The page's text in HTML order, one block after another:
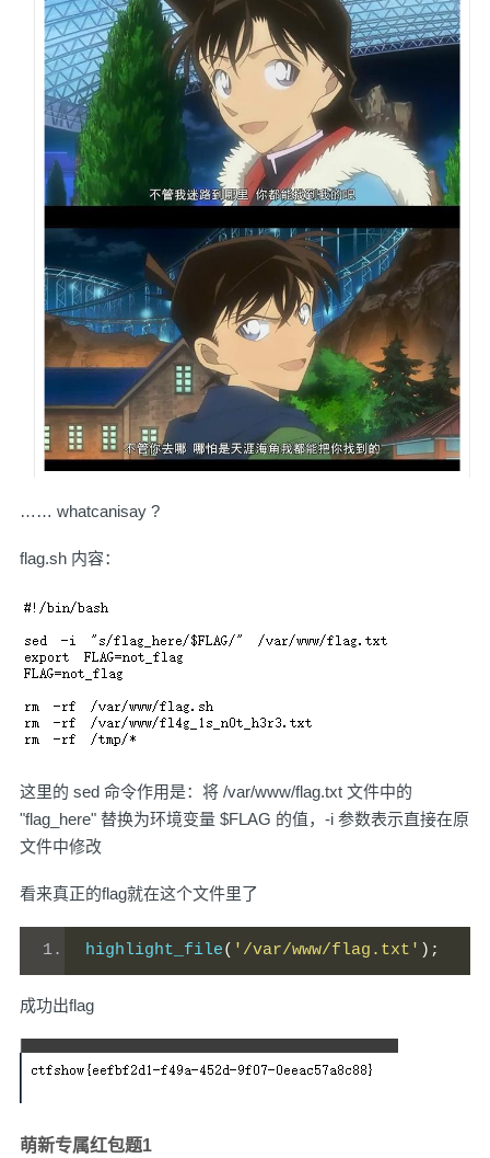
…… whatcanisay ?
flag.sh 内容：
这里的 sed 命令作用是：将 /var/www/flag.txt 文件中的
"flag_here" 替换为环境变量 $FLAG 的值，-i 参数表示直接在原
文件中修改
看来真正的flag就在这个文件里了
highlight_file( '/var/www/flag.txt' );
成功出flag
萌新专属红包题1